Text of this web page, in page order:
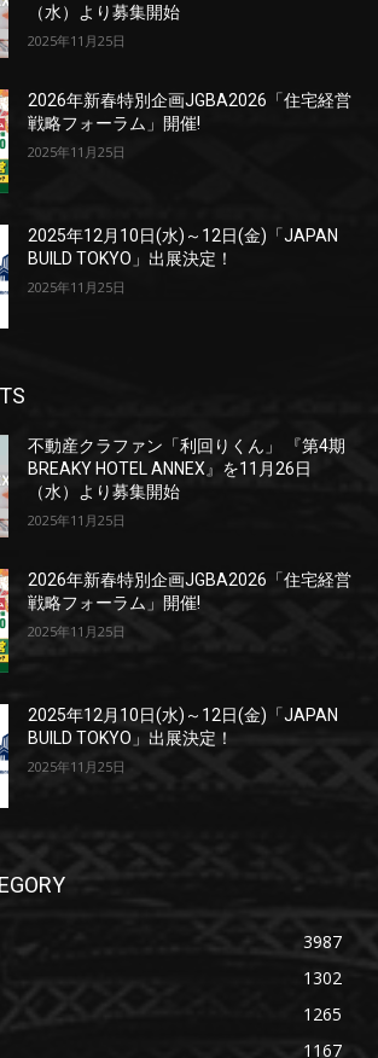
（水）より募集開始
2025年11月25日
2026年新春特別企画JGBA2026「住宅経営
戦略フォーラム」開催!
2025年11月25日
2025年12月10日(水)～12日(金)「JAPAN
BUILD TOKYO」出展決定！
2025年11月25日
不動産クラファン「利回りくん」 『第4期
BREAKY HOTEL ANNEX』を11月26日
（水）より募集開始
2025年11月25日
2026年新春特別企画JGBA2026「住宅経営
戦略フォーラム」開催!
2025年11月25日
2025年12月10日(水)～12日(金)「JAPAN
BUILD TOKYO」出展決定！
2025年11月25日
3987
1302
1265
1167